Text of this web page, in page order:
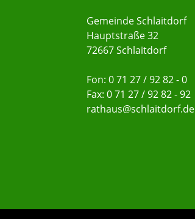
Gemeinde Schlaitdorf
Hauptstraße 32
72667 Schlaitdorf
Fon: 0 71 27 / 92 82 - 0
Fax: 0 71 27 / 92 82 - 92
rathaus@schlaitdorf.de